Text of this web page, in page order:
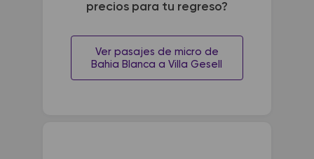
precios para tu regreso?
Ver pasajes de micro de
Bahia Blanca a Villa Gesell